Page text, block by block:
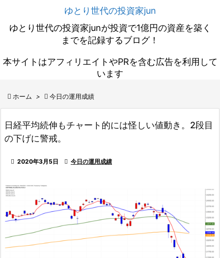
ゆとり世代の投資家jun
ゆとり世代の投資家junが投資で1億円の資産を築く
までを記録するブログ！
本サイトはアフィリエイトやPRを含む広告を利用して
います
 ホーム >  今日の運用成績
日経平均続伸もチャート的には怪しい値動き。2段目
の下げに警戒。
 2020年3月5日  今日の運用成績